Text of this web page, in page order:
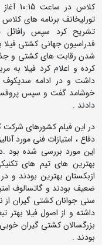
کلاس در
تورلیخانف برنامه های
تشریح کرد سپس رافائل
فدراسیون جهانی کشتی فیلا
شدن رقابت های کشتی و
کرده و اعلام کرد فیلا به
داشت و در ادامه سدیکوف
دادند .
در این فیلم کشورهای شرکت
دفاع ، امتیازات فنی مورد
این مورد بررسی شده بود
بهترین های تیم های
ازبکستان بهترین بودند و
ضعیف بودند و گاتسالوف
سنی جوانان کشتی گیران از
داشته و از اصول فیلا بهتر
بزرگسالان کشتی گیران
بودند .